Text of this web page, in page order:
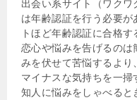
出会い系サイト（ワク
は年齢認証を行う必要
トほど年齢認証に合格す
恋心や悩みを告げるのは
みを伏せて苦悩するより
マイナスな気持ちを一掃
知人に悩みをしゃべる